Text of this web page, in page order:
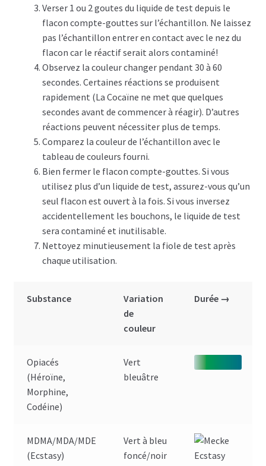
Verser 1 ou 2 goutes du liquide de test depuis le
flacon compte-gouttes sur l’échantillon. Ne laissez
pas l’échantillon entrer en contact avec le nez du
flacon car le réactif serait alors contaminé!
Observez la couleur changer pendant 30 à 60
secondes. Certaines réactions se produisent
rapidement (La Cocaïne ne met que quelques
secondes avant de commencer à réagir). D’autres
réactions peuvent nécessiter plus de temps.
Comparez la couleur de l’échantillon avec le
tableau de couleurs fourni.
Bien fermer le flacon compte-gouttes. Si vous
utilisez plus d’un liquide de test, assurez-vous qu’un
seul flacon est ouvert à la fois. Si vous inversez
accidentellement les bouchons, le liquide de test
sera contaminé et inutilisable.
Nettoyez minutieusement la fiole de test après
chaque utilisation.
Substance
Variation
de
couleur
Durée →
Opiacés
(Héroïne,
Morphine,
Codéine)
Vert
bleuâtre
MDMA/MDA/MDE
(Ecstasy)
Vert à bleu
foncé/noir